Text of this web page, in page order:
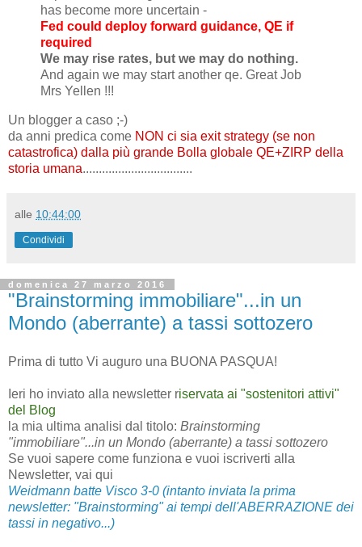
has become more uncertain -
Fed could deploy forward guidance, QE if
required
We may rise rates, but we may do nothing.
And again we may start another qe. Great Job
Mrs Yellen !!!
Un blogger a caso ;-)
da anni predica come NON ci sia exit strategy (se non
catastrofica) dalla più grande Bolla globale QE+ZIRP della
storia umana..................................
alle 10:44:00
Condividi
domenica 27 marzo 2016
"Brainstorming immobiliare"...in un
Mondo (aberrante) a tassi sottozero
Prima di tutto Vi auguro una BUONA PASQUA!
Ieri ho inviato alla newsletter riservata ai "sostenitori attivi"
del Blog
la mia ultima analisi dal titolo: Brainstorming
"immobiliare"...in un Mondo (aberrante) a tassi sottozero
Se vuoi sapere come funziona e vuoi iscriverti alla
Newsletter, vai qui
Weidmann batte Visco 3-0 (intanto inviata la prima
newsletter: "Brainstorming" ai tempi dell'ABERRAZIONE dei
tassi in negativo...)